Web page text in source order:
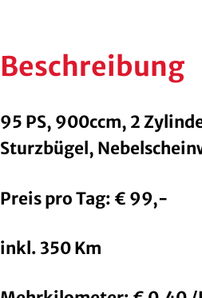
Beschreibung
95 PS, 900ccm, 2
Sturzbügel,
Preis pro Tag: € 99,-
inkl. 350 Km